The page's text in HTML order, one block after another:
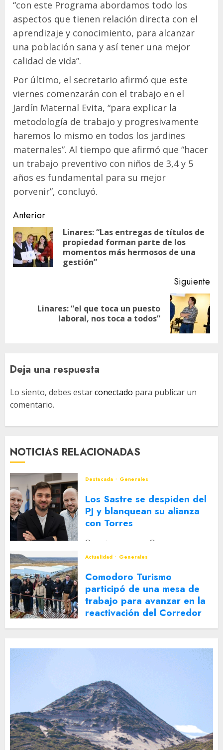
“con este Programa abordamos todo los
aspectos que tienen relación directa con el
aprendizaje y conocimiento, para alcanzar
una población sana y así tener una mejor
calidad de vida”.
Por último, el secretario afirmó que este
viernes comenzarán con el trabajo en el
Jardín Maternal Evita, “para explicar la
metodología de trabajo y progresivamente
haremos lo mismo en todos los jardines
maternales”. Al tiempo que afirmó que “hacer
un trabajo preventivo con niños de 3,4 y 5
años es fundamental para su mejor
porvenir”, concluyó.
Navegación
de
entradas
Anterior
Linares: “Las entregas de títulos de
propiedad forman parte de los
momentos más hermosos de una
gestión”
Siguiente
SiguienteLinares: “el que toca un puesto
laboral, nos toca a todos”
Deja una respuesta
Lo siento, debes estarconectado para publicar un
comentario.
NOTICIAS RELACIONADAS
Destacada Generales
Los Sastre se despiden del
PJ y blanquean su alianza
con Torres
2 DE AGOSTO DE 2026
Actualidad
Generales
Comodoro Turismo
participó de una mesa de
trabajo para avanzar en la
reactivación del Corredor